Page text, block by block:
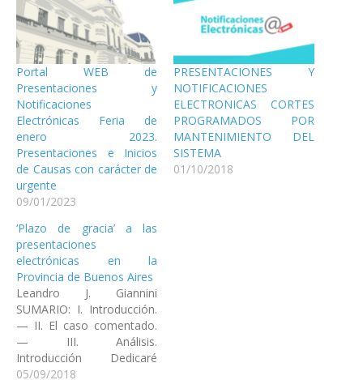
nueva) ventana
nueva)
ventana
nueva) nueva) nueva)
Portal WEB de
Presentaciones y
Notificaciones
Electrónicas Feria de
enero 2023.
Presentaciones e Inicios
de Causas con carácter de
urgente
09/01/2023
PRESENTACIONES Y
NOTIFICACIONES
ELECTRONICAS CORTES
PROGRAMADOS POR
MANTENIMIENTO DEL
SISTEMA
01/10/2018
‘Plazo de gracia’ a las
presentaciones
electrónicas en la
Provincia de Buenos Aires
Leandro J. Giannini
SUMARIO: I. Introducción.
— II. El caso comentado.
— III. Análisis.
Introducción Dedicaré
este comentario a un
05/09/2018